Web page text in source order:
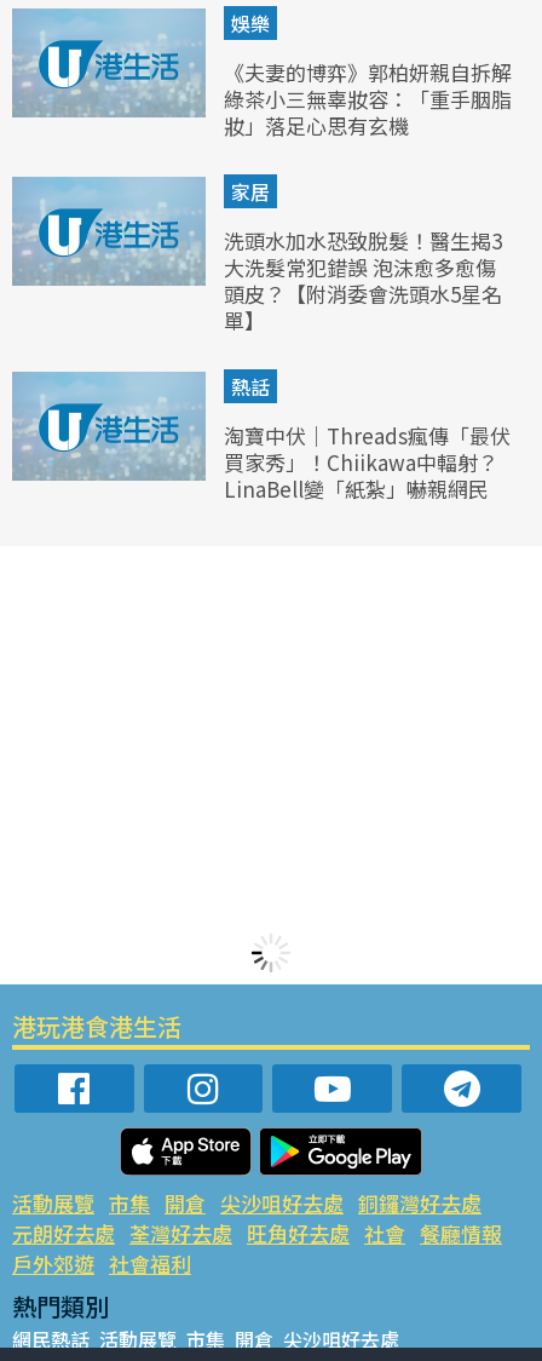
娛樂
《夫妻的博弈》郭柏妍親自拆解
綠茶小三無辜妝容：「重手胭脂
妝」落足心思有玄機
家居
洗頭水加水恐致脫髮！醫生揭3
大洗髮常犯錯誤 泡沫愈多愈傷
頭皮？【附消委會洗頭水5星名
單】
熱話
淘寶中伏｜Threads瘋傳「最伏
買家秀」！Chiikawa中輻射？
LinaBell變「紙紮」嚇親網民
港玩港食港生活
活動展覽 市集 開倉 尖沙咀好去處 銅鑼灣好去處
元朗好去處 荃灣好去處 旺角好去處 社會 餐廳情報
戶外郊遊 社會福利
熱門類別
網民熱話 活動展覽 市集 開倉 尖沙咀好去處